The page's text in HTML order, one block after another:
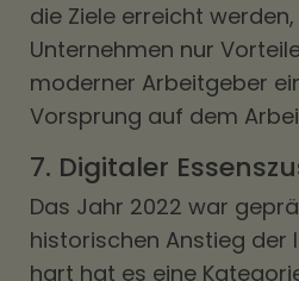
die Ziele erreicht
Unternehmen nur
moderner Arbeitgeber
Vorsprung auf dem
7. Digitaler
Das Jahr 2022 war
historischen Anstieg der
hart hat es eine